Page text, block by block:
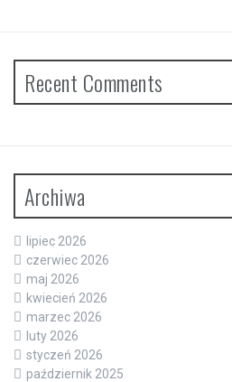
Recent Comments
Archiwa
lipiec 2026
czerwiec 2026
maj 2026
kwiecień 2026
marzec 2026
luty 2026
styczeń 2026
październik 2025